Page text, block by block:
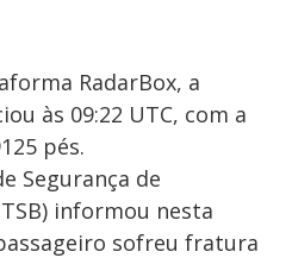
RadarBox, a
às 09:22 UTC, com a
pés.
Segurança de
informou nesta
sofreu fratura